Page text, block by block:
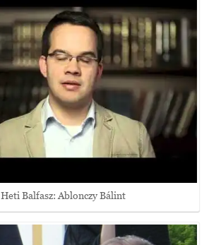
Heti Balfasz: Ablonczy Bálint